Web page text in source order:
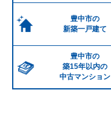
豊中市の
新築一戸建て
豊中市の
築15年以内の
中古マンション